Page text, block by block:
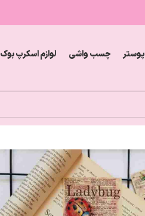
پوستر چسب واشی لوازم اسکرپ بوک